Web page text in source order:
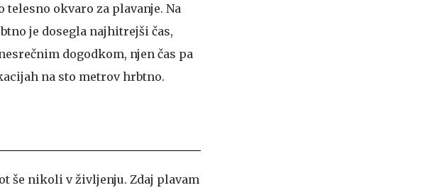
okvaro za plavanje. Na
je dosegla najhitrejši čas,
dogodkom, njen čas pa
na sto metrov hrbtno.
še nikoli v življenju. Zdaj plavam